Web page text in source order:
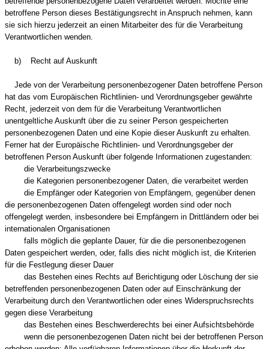
betroffene Person dieses Bestätigungsrecht in Anspruch nehmen, kann
sie sich hierzu jederzeit an einen Mitarbeiter des für die Verarbeitung
Verantwortlichen wenden.
b) Recht auf Auskunft
Jede von der Verarbeitung personenbezogener Daten betroffene Person
hat das vom Europäischen Richtlinien- und Verordnungsgeber gewährte
Recht, jederzeit von dem für die Verarbeitung Verantwortlichen
unentgeltliche Auskunft über die zu seiner Person gespeicherten
personenbezogenen Daten und eine Kopie dieser Auskunft zu erhalten.
Ferner hat der Europäische Richtlinien- und Verordnungsgeber der
betroffenen Person Auskunft über folgende Informationen zugestanden:
die Verarbeitungszwecke
die Kategorien personenbezogener Daten, die verarbeitet werden
die Empfänger oder Kategorien von Empfängern, gegenüber denen
die personenbezogenen Daten offengelegt worden sind oder noch
offengelegt werden, insbesondere bei Empfängern in Drittländern oder bei
internationalen Organisationen
falls möglich die geplante Dauer, für die die personenbezogenen
Daten gespeichert werden, oder, falls dies nicht möglich ist, die Kriterien
für die Festlegung dieser Dauer
das Bestehen eines Rechts auf Berichtigung oder Löschung der sie
betreffenden personenbezogenen Daten oder auf Einschränkung der
Verarbeitung durch den Verantwortlichen oder eines Widerspruchsrechts
gegen diese Verarbeitung
das Bestehen eines Beschwerderechts bei einer Aufsichtsbehörde
wenn die personenbezogenen Daten nicht bei der betroffenen Person